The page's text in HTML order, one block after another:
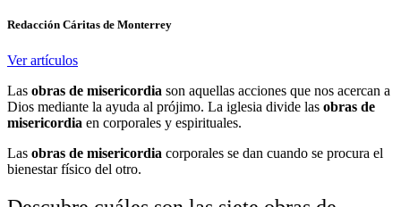
Redacción Cáritas de Monterrey
Ver artículos
Las obras de misericordia son aquellas acciones que nos acercan a
Dios mediante la ayuda al prójimo. La iglesia divide las obras de
misericordia en corporales y espirituales.
Las obras de misericordia corporales se dan cuando se procura el
bienestar físico del otro.